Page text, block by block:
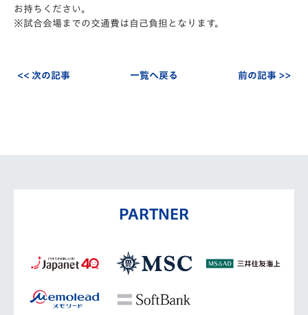
お持ちください。
※試合会場までの交通費は自己負担となります。
<< 次の記事 一覧へ戻る 前の記事 >>
PARTNER